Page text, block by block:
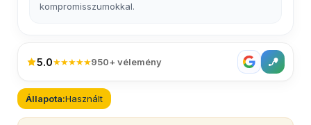
kompromisszumokkal.
5.0★★★★★950+ vélemény
Állapota:Használt